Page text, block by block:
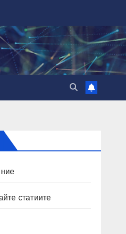
статиите